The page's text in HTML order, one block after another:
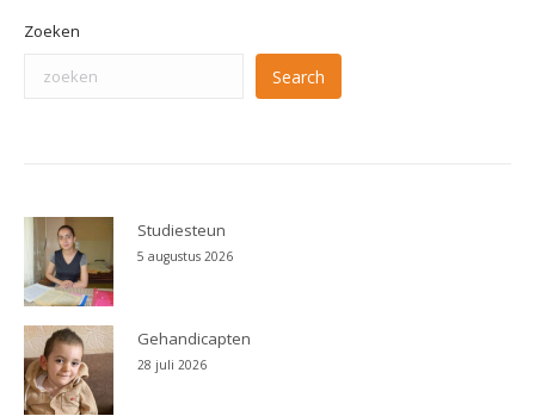
Zoeken
Search
Studiesteun
5 augustus 2026
Gehandicapten
28 juli 2026